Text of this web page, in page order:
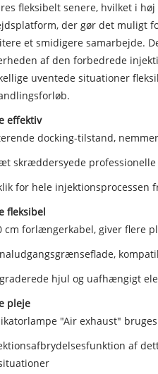
fleksibelt senere, hvilket i
der gør det muligt
et smidigere samarbejde.
af den forbedrede
uventede situationer
effektiv
docking-tilstand,
skræddersyede
for hele
fleksibel
cm forlængerkabel, giver flere
hjul og uafhængigt
pleje
"Air exhaust"
af